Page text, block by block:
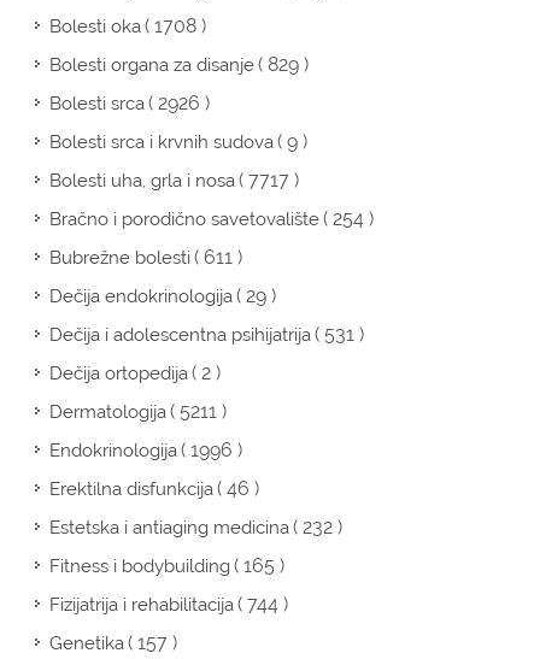
Bolesti oka( 1708 )
Bolesti organa za disanje( 829 )
Bolesti srca( 2926 )
Bolesti srca i krvnih sudova( 9 )
Bolesti uha, grla i nosa( 7717 )
Bračno i porodično savetovalište( 254 )
Bubrežne bolesti( 611 )
Dečija endokrinologija( 29 )
Dečija i adolescentna psihijatrija( 531 )
Dečija ortopedija( 2 )
Dermatologija( 5211 )
Endokrinologija( 1996 )
Erektilna disfunkcija( 46 )
Estetska i antiaging medicina( 232 )
Fitness i bodybuilding( 165 )
Fizijatrija i rehabilitacija( 744 )
Genetika( 157 )